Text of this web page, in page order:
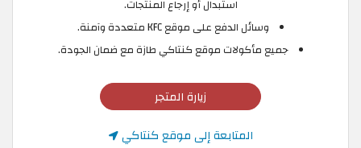
استبدال أو إرجاع المنتجات.
وسائل الدفع على موقع KFC متعددة وآمنة.
جميع مأكولات موقع كنتاكي طازة مع ضمان الجودة.
زيارة المتجر
المتابعة إلى موقع كنتاكي